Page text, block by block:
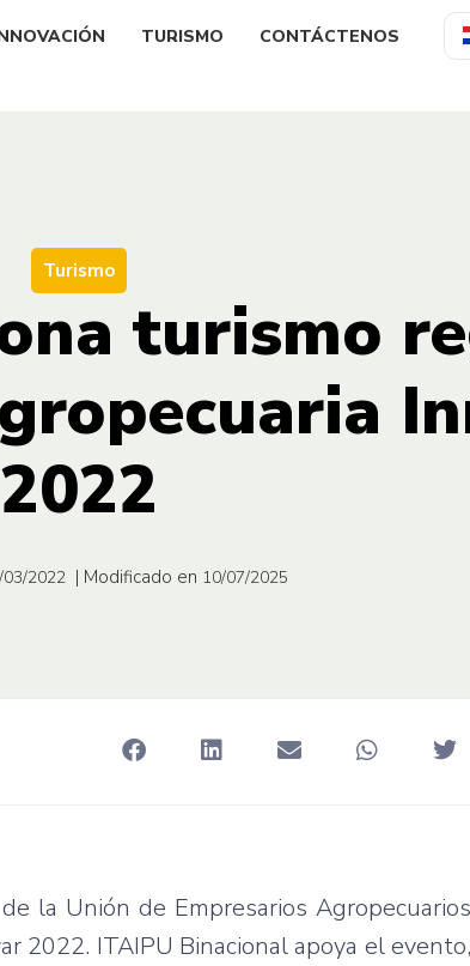
TURISMO CONTÁCTENOS
Turismo
turismo
2022
03/2022 | Modificado en 10/07/2025
la Unión de Empresarios Agropecuarios
2022. ITAIPU Binacional apoya el evento,